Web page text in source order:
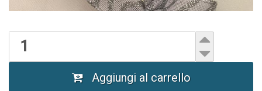
Aggiungi al carrello